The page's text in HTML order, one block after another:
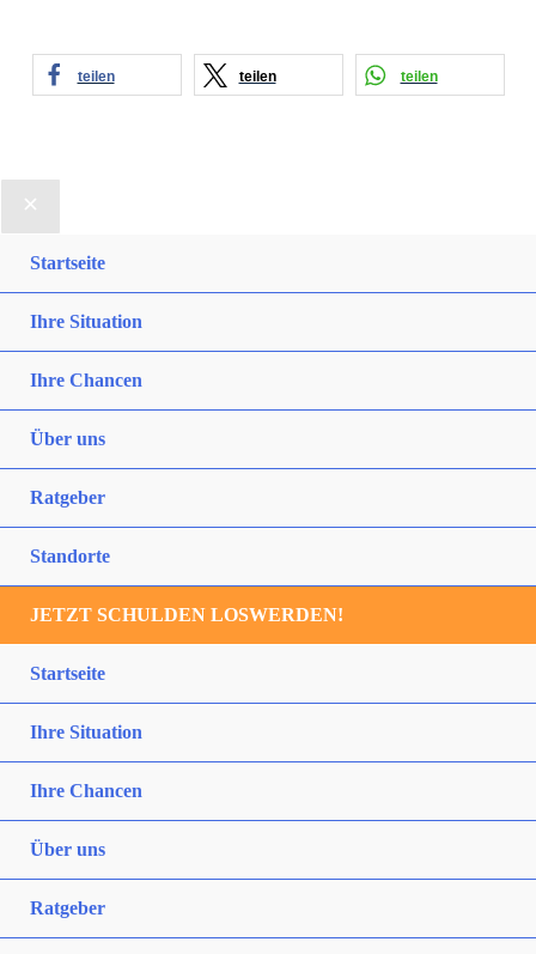
.
teilen teilen teilen
Startseite
Ihre Situation
Ihre Chancen
Über uns
Ratgeber
Standorte
JETZT SCHULDEN LOSWERDEN!
Startseite
Ihre Situation
Ihre Chancen
Über uns
Ratgeber